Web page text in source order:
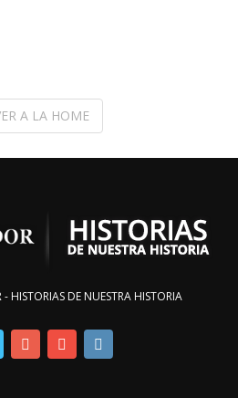
A LA HOME
HISTORIAS DE NUESTRA HISTORIA